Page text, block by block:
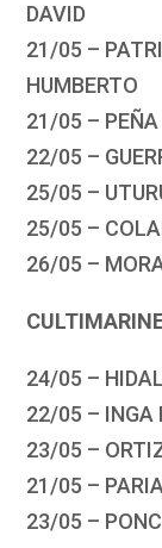
DAVID
21/05 –
HUMBERTO
21/05 – PEÑA
22/05 –
25/05 –
25/05 –
26/05 –
24/05 –
22/05 – INGA
23/05 –
21/05 –
23/05 –